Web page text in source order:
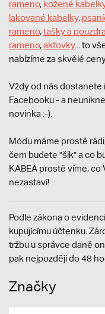
rameno, kožené
lakované kabelky,
rameno,tašky a
rameno,aktovky... to
nabízíme za skvělé
Vždy od nás dostanete
Facebooku - a
novinka ;-).
Módu máme prostě
čem budete "šik" a co
KABEA prostě víme, co
nezastaví!
Podle zákona o
kupujícímu účtenku.
tržbu u správce daně
pak nejpozději do 48
Značky